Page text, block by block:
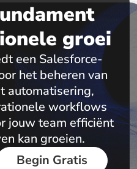
groei
een Salesforce-
het beheren van
automatisering,
workflows
jouw team efficiënt
kan groeien.
Begin Gratis